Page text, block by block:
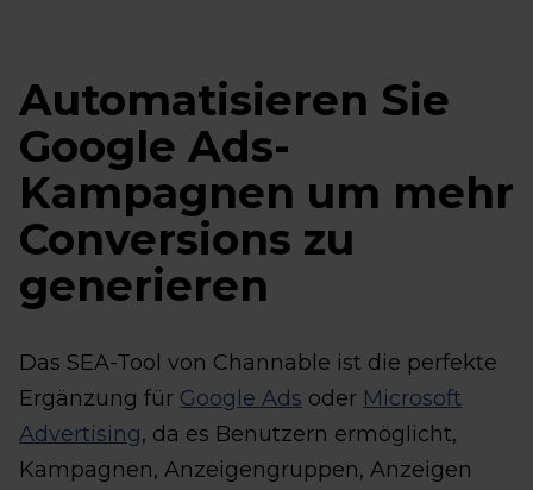
Automatisieren Sie
Google Ads-
Kampagnen um mehr
Conversions zu
generieren
Das SEA-Tool von Channable ist die perfekte
Ergänzung für Google Ads oder Microsoft
Advertising, da es Benutzern ermöglicht,
Kampagnen, Anzeigengruppen, Anzeigen